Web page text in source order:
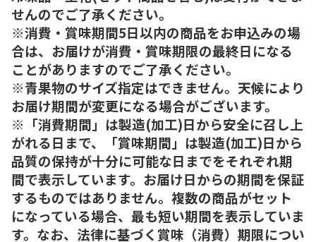
せんのでご了承ください。
※消費・賞味期間5日以内の商品をお申込みの場
合は、お届けが消費・賞味期限の最終日になる
ことがありますのでご了承ください。
※青果物のサイズ指定はできません。天候により
お届け期間が変更になる場合がございます。
※「消費期間」は製造(加工)日から安全に召し上
がれる日まで、「賞味期間」は製造(加工)日から
品質の保持が十分に可能な日までをそれぞれ期
間で表示しています。お届け日からの期間を保証
するものではありません。複数の商品がセット
になっている場合、最も短い期間を表示していま
す。なお、法律に基づく賞味（消費）期限につい